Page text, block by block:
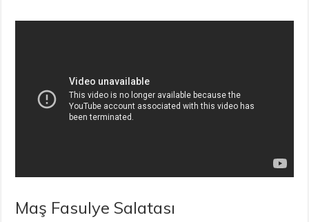
Maş Fasulye Salatası